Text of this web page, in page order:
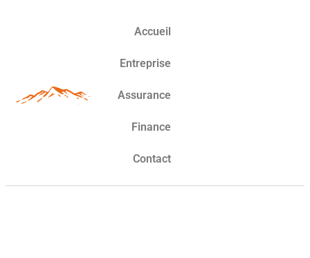
Accueil
Entreprise
Assurance
Finance
Contact